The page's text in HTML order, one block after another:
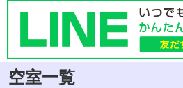
空室一覧